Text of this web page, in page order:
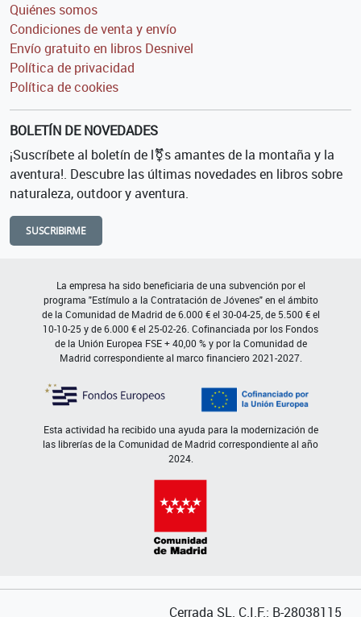
Quiénes somos
Condiciones de venta y envío
Envío gratuito en libros Desnivel
Política de privacidad
Política de cookies
BOLETÍN DE NOVEDADES
¡Suscríbete al boletín de l⚧s amantes de la montaña y la
aventura!. Descubre las últimas novedades en libros sobre
naturaleza, outdoor y aventura.
SUSCRIBIRME
La empresa ha sido beneficiaria de una subvención por el
programa "Estímulo a la Contratación de Jóvenes" en el ámbito
de la Comunidad de Madrid de 6.000 € el 30-04-25, de 5.500 € el
10-10-25 y de 6.000 € el 25-02-26. Cofinanciada por los Fondos
de la Unión Europea FSE + 40,00 % y por la Comunidad de
Madrid correspondiente al marco financiero 2021-2027.
Esta actividad ha recibido una ayuda para la modernización de
las librerías de la Comunidad de Madrid correspondiente al año
2024.
Cerrada SL. C.I.F.: B-28038115